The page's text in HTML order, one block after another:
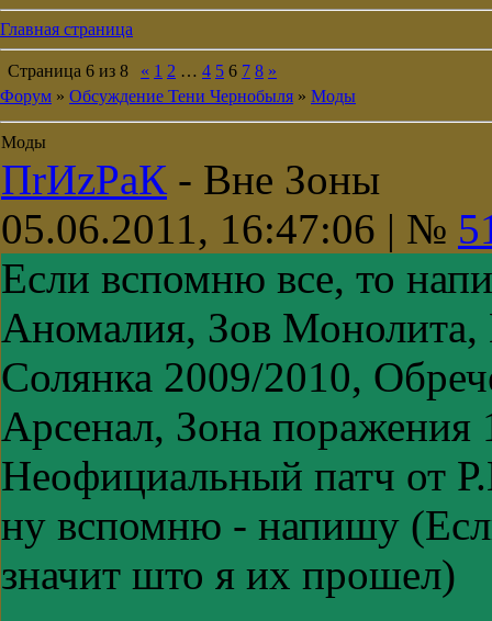
Главная страница
Страница 6 из 8 « 1 2 … 4 5 6 7 8 »
Форум » Обсуждение Тени Чернобыля » Моды
Моды
ПrИzРaК - Вне Зоны
05.06.2011, 16:47:06 | №
Если вспомню все, то
Аномалия, Зов
Солянка 2009/2010,
Арсенал, Зона
Неофициальный патч от
ну вспомню - напишу
значит што я их прошел)